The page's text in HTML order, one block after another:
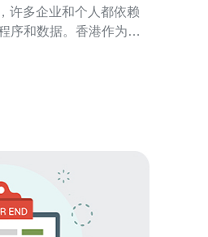
许多企业和个人都依赖
序和数据。香港作为一
性进行评测，帮助读者